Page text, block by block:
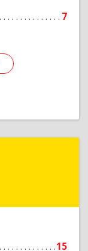
7
Подробнее
15
р-н,
Подробнее